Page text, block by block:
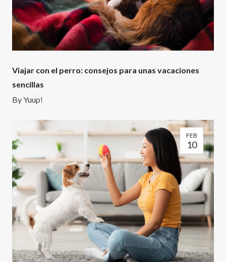
Viajar con el perro: consejos para unas vacaciones
sencillas
ByYuup!
FEB
10